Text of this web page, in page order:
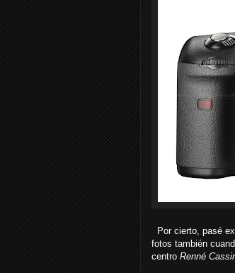
Por cierto, pasé
fotos también
centro Renné